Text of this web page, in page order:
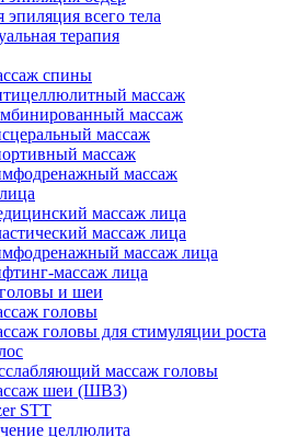
эпиляция всего тела
терапия
спины
массаж
массаж
массаж
массаж
массаж
массаж лица
массаж лица
массаж лица
массаж лица
и шеи
головы
головы для стимуляции роста
массаж головы
шеи (ШВЗ)
STT
целлюлита